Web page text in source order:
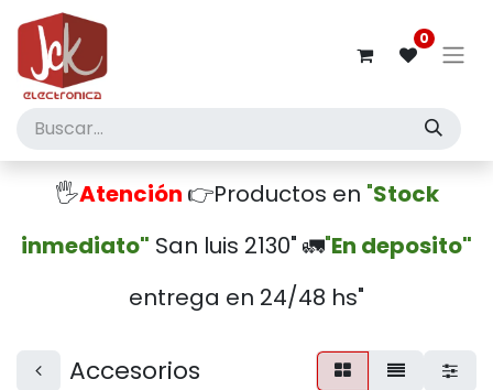
0
🖐️Atención 👉Productos en "Stock
inmediato" San luis 2130" 🚛"En deposito"
entrega en 24/48 hs"
Accesorios